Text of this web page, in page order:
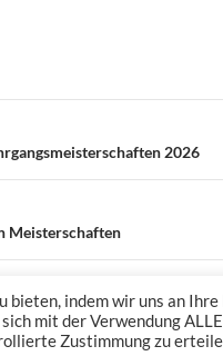
2026
Meisterschaften
indem wir uns an
mit der Verwendung
Zustimmung zu